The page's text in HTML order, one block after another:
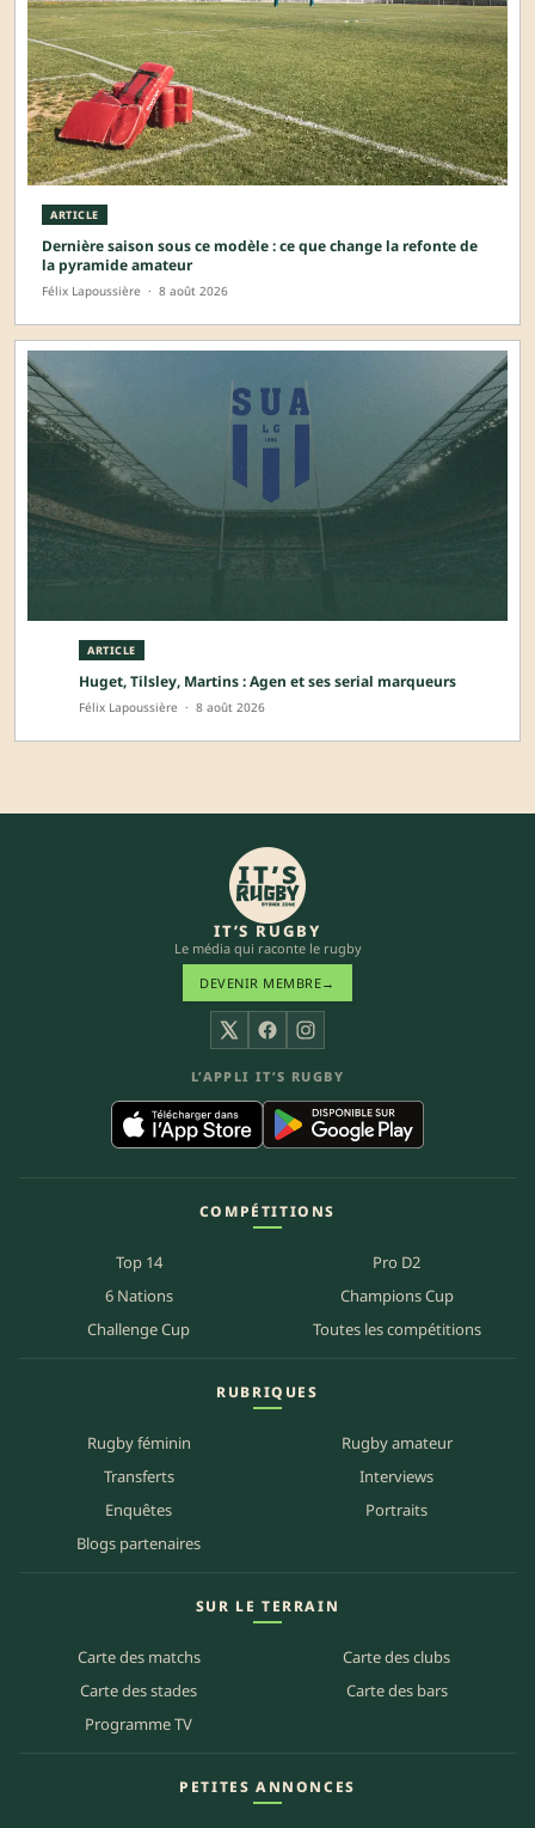
ARTICLE
Dernière saison sous ce modèle : ce que change la refonte de
la pyramide amateur
Félix Lapoussière · 8 août 2026
ARTICLE
Huget, Tilsley, Martins : Agen et ses serial marqueurs
Félix Lapoussière · 8 août 2026
IT’S RUGBY
Le média qui raconte le rugby
DEVENIR MEMBRE→
X FacebookInstagram
L’APPLI IT’S RUGBY
COMPÉTITIONS
Top 14
Pro D2
6 Nations
Champions Cup
Challenge Cup
Toutes les compétitions
RUBRIQUES
Rugby féminin
Rugby amateur
Transferts
Interviews
Enquêtes
Portraits
Blogs partenaires
SUR LE TERRAIN
Carte des matchs
Carte des clubs
Carte des stades
Carte des bars
Programme TV
PETITES ANNONCES